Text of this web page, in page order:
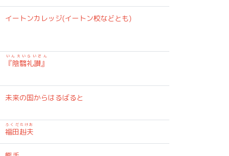
イートンカレッジ(イートン校などとも)
『陰翳礼讃』
いんえいらいさん
未来の国からはるばると
福田赳夫
ふくだたけお